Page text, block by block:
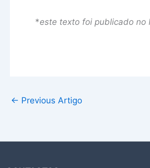
*este texto foi publicado no
← Previous Artigo